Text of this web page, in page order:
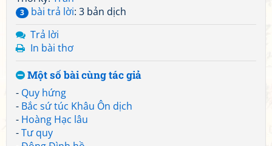
3 bài trả lời: 3 bản dịch
Trả lời
In bài thơ
Một số bài cùng tác giả
- Quy hứng
- Bắc sứ túc Khâu Ôn dịch
- Hoàng Hạc lâu
-Tư quy